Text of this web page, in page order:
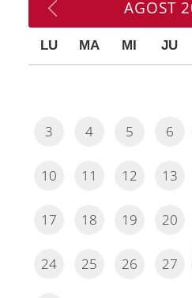
AGOST
LU MA MI JU
3 4 5 6
10 11 12 13
17 18 19 20
24 25 26 27